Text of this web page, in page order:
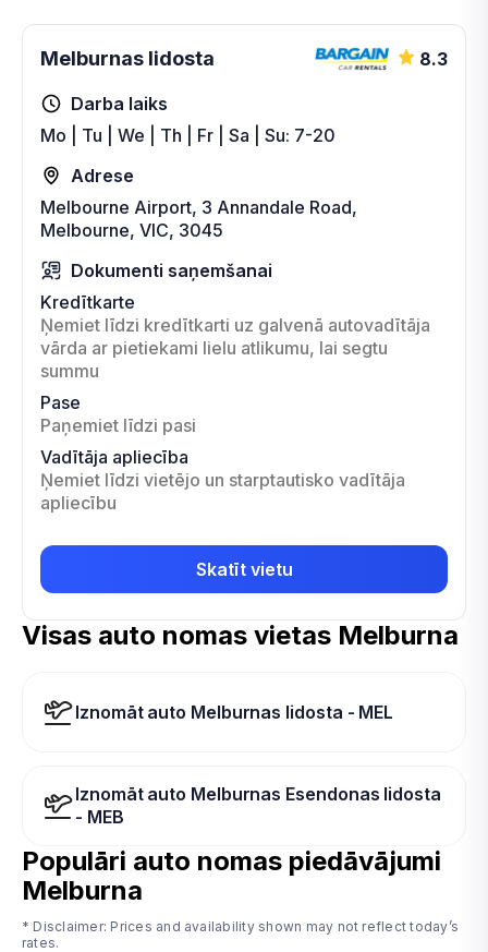
Melburnas lidosta 8.3
Darba laiks
Mo | Tu | We | Th | Fr | Sa | Su: 7-20
Adrese
Melbourne Airport, 3 Annandale Road,
Melbourne, VIC, 3045
Dokumenti saņemšanai
Kredītkarte
Ņemiet līdzi kredītkarti uz galvenā autovadītāja
vārda ar pietiekami lielu atlikumu, lai segtu
summu
Pase
Paņemiet līdzi pasi
Vadītāja apliecība
Ņemiet līdzi vietējo un starptautisko vadītāja
apliecību
Skatīt vietu
Visas auto nomas vietas Melburna
Iznomāt auto Melburnas lidosta - MEL
Iznomāt auto Melburnas Esendonas lidosta
- MEB
Populāri auto nomas piedāvājumi
Melburna
* Disclaimer: Prices and availability shown may not reflect today’s
rates.